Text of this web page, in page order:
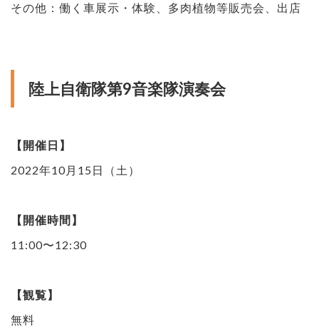
その他：働く車展示・体験、多肉植物等販売会、出店
陸上自衛隊第9音楽隊演奏会
【開催日】
2022年10月15日（土）
【開催時間】
11:00〜12:30
【観覧】
無料